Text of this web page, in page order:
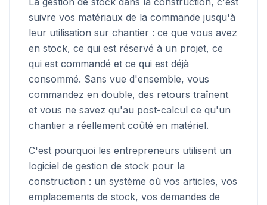
suivre vos matériaux de la commande jusqu'à
leur utilisation sur chantier : ce que vous avez
en stock, ce qui est réservé à un projet, ce
qui est commandé et ce qui est déjà
consommé. Sans vue d'ensemble, vous
commandez en double, des retours traînent
et vous ne savez qu'au post-calcul ce qu'un
chantier a réellement coûté en matériel.
C'est pourquoi les entrepreneurs utilisent un
logiciel de gestion de stock pour la
construction : un système où vos articles, vos
emplacements de stock, vos demandes de